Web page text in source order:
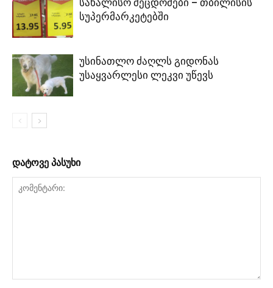
სახალისო შეცდომები – თბილისის
სუპერმარკეტებში
უსინათლო ძაღლს გიდონას
უსაყვარლესი ლეკვი უწევს
დატოვე პასუხი